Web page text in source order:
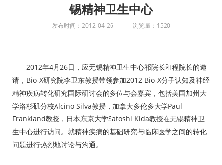
锡精神卫生中心
发布时间：2012-04-26 浏览量：1520
2012年4月26日，应无锡精神卫生中心祁院长和程院长的邀
请，Bio-X研究院李卫东教授带领参加2012 Bio-X分子认知及神经
精神疾病转化研究国际研讨会的多位与会嘉宾，包括美国加州大
学洛杉矶分校Alcino Silva教授，加拿大多伦多大学Paul
Frankland教授，日本东京大学Satoshi Kida教授在无锡精神卫
生中心进行访问。就精神疾病的基础研究与临床医学之间的转化
问题进行热烈地讨论与沟通。